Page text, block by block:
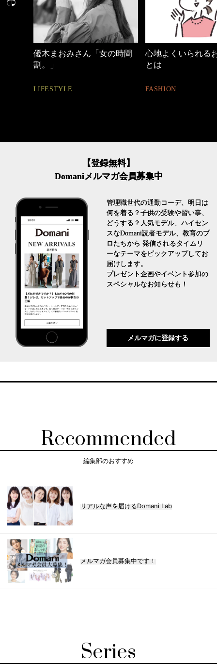
木まおみさん「女の時間
心地よくいられるおしゃれ
【登録無料】
Domaniメルマガ会員募集中
管理職世代の通勤コーデ、明日は
何を着る？子供の受験や習い事、
どうする？人気モデル、ハイセン
スなDomani読者モデル、教育のプ
ロたちから 発信されるタイムリ
ーなテーマをピックアップしてお
届けします。
プレゼント企画やイベント参加の
スペシャルなお知らせも！
メルマガに登録する
Recommended
編集部のおすすめ
リアルな声を届けるDomani Lab
メルマガ会員募集中です！
Series